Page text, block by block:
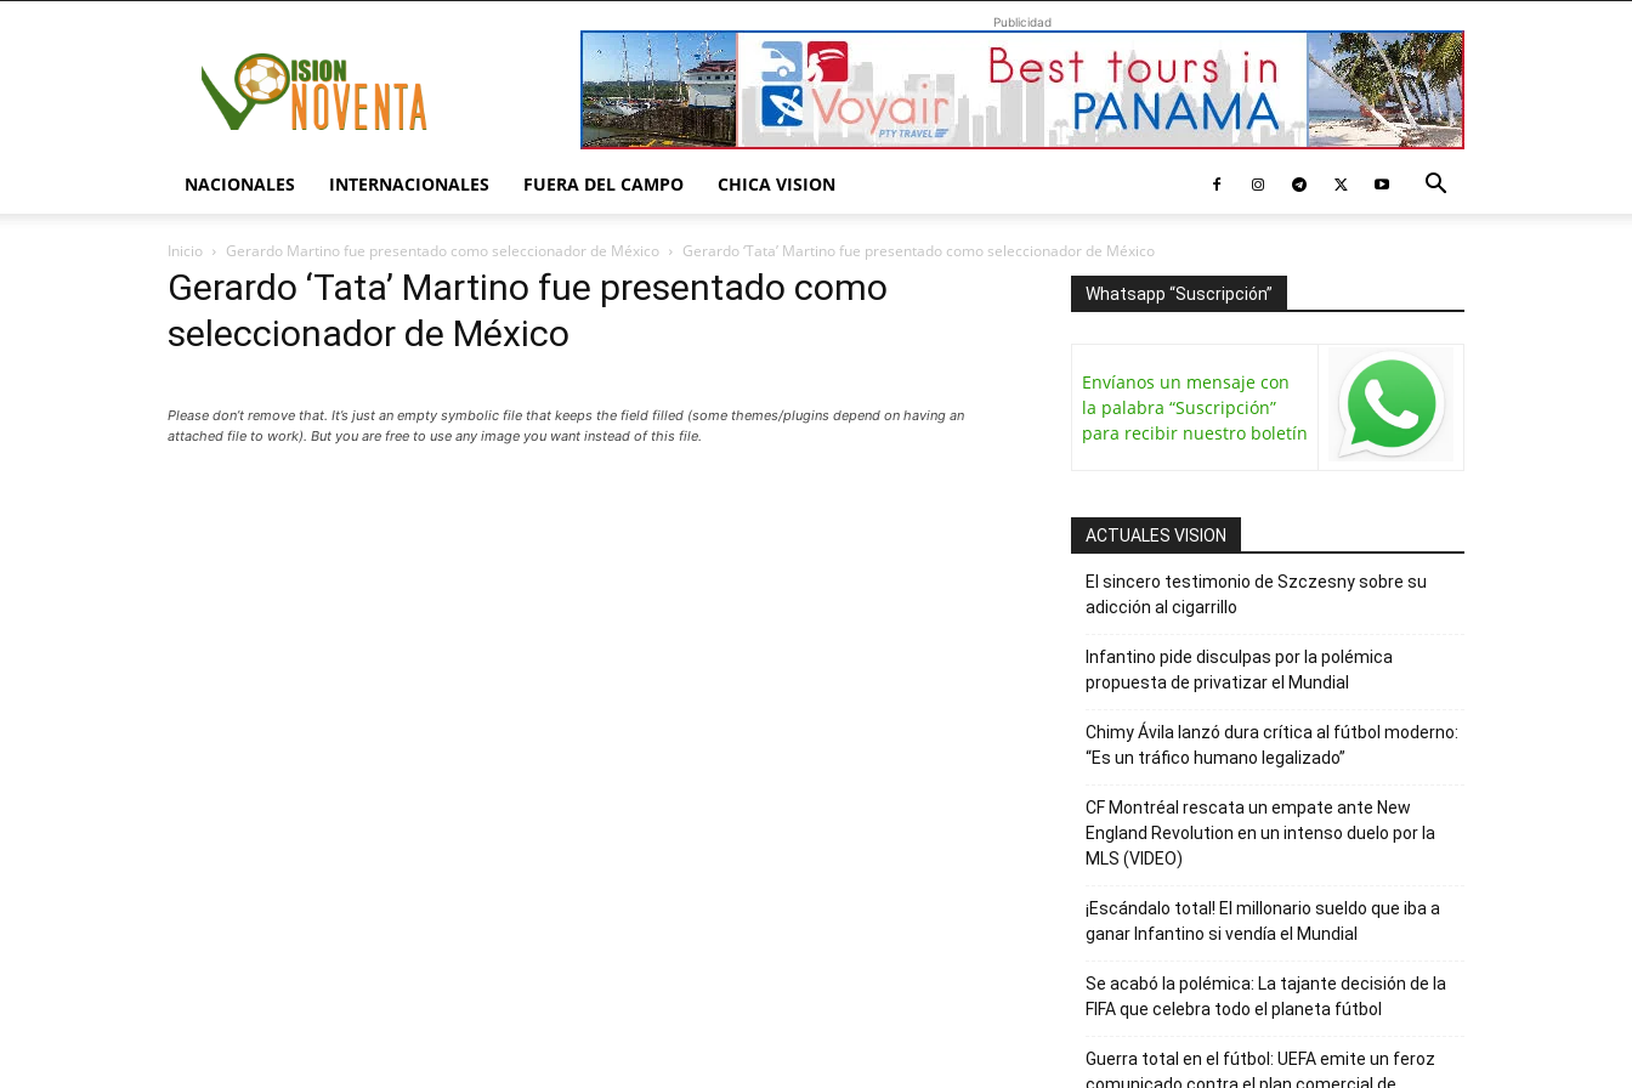
Publicidad
NACIONALES INTERNACIONALES FUERA DEL CAMPO CHICA VISION
Inicio Gerardo Martino fue presentado como seleccionador de México Gerardo ‘Tata’ Martino fue presentado como seleccionador de México
Gerardo ‘Tata’ Martino fue presentado como
seleccionador de México
Please don’t remove that. It’s just an empty symbolic file that keeps the field filled (some themes/plugins depend on having an
attached file to work). But you are free to use any image you want instead of this file.
Whatsapp “Suscripción”
Envíanos un mensaje con
la palabra “Suscripción”
para recibir nuestro boletín
ACTUALES VISION
El sincero testimonio de Szczesny sobre su
adicción al cigarrillo
Infantino pide disculpas por la polémica
propuesta de privatizar el Mundial
Chimy Ávila lanzó dura crítica al fútbol moderno:
“Es un tráfico humano legalizado”
CF Montréal rescata un empate ante New
England Revolution en un intenso duelo por la
MLS (VIDEO)
¡Escándalo total! El millonario sueldo que iba a
ganar Infantino si vendía el Mundial
Se acabó la polémica: La tajante decisión de la
FIFA que celebra todo el planeta fútbol
Guerra total en el fútbol: UEFA emite un feroz